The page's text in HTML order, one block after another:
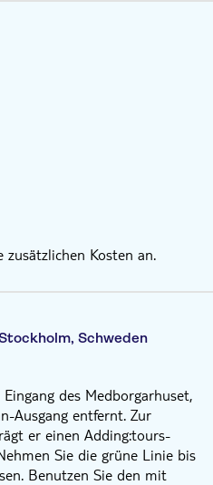
Kosten an.
Schweden
des Medborgarhuset,
Ausgang entfernt. Zur
er einen Adding:tours-
Sie die grüne Linie bis
Benutzen Sie den mit